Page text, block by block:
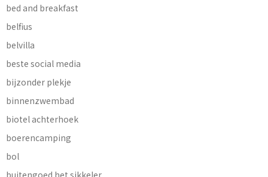
bed and breakfast
belfius
belvilla
beste social media
bijzonder plekje
binnenzwembad
biotel achterhoek
boerencamping
bol
buitengoed het sikkeler